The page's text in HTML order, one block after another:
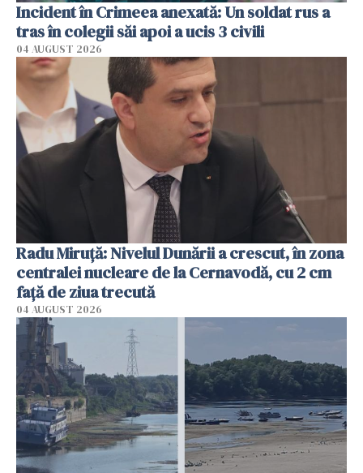
Incident în Crimeea anexată: Un soldat rus a
tras în colegii săi apoi a ucis 3 civili
04 AUGUST 2026
Radu Miruţă: Nivelul Dunării a crescut, în zona
centralei nucleare de la Cernavodă, cu 2 cm
faţă de ziua trecută
04 AUGUST 2026